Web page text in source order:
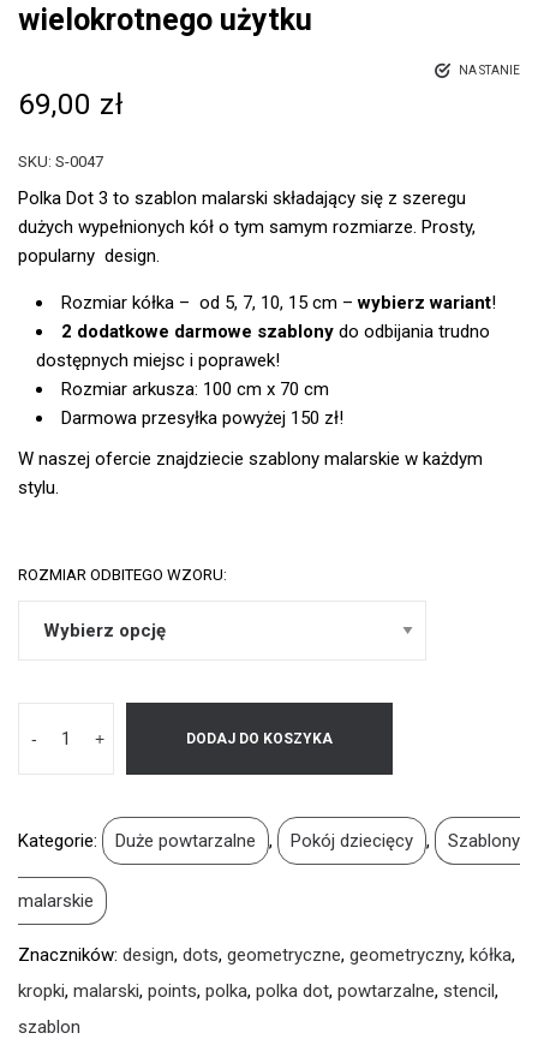
wielokrotnego użytku
NA STANIE
69,00 zł
SKU: S-0047
Polka Dot 3 to szablon malarski składający się z szeregu
dużych wypełnionych kół o tym samym rozmiarze. Prosty,
popularny design.
Rozmiar kółka – od 5, 7, 10, 15 cm –wybierz wariant!
2 dodatkowe darmowe szablony do odbijania trudno
dostępnych miejsc i poprawek!
Rozmiar arkusza: 100 cm x 70 cm
Darmowa przesyłka powyżej 150 zł!
W naszej ofercie znajdziecie szablony malarskie w każdym
stylu.
ROZMIAR ODBITEGO WZORU:
- + DODAJ DO KOSZYKA
Kategorie: Duże powtarzalne , Pokój dziecięcy , Szablony
malarskie
Znaczników: design, dots, geometryczne, geometryczny, kółka,
kropki, malarski, points, polka, polka dot, powtarzalne, stencil,
szablon